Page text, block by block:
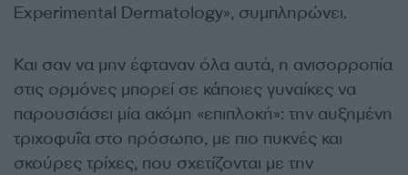
Experimental Dermatology», συμπληρώνει.
Και σαν να μην έφταναν όλα αυτά, η ανισορροπία
στις ορμόνες μπορεί σε κάποιες γυναίκες να
παρουσιάσει μία ακόμη «επιπλοκή»: την αυξημένη
τριχοφυΐα στο πρόσωπο, με πιο πυκνές και
σκούρες τρίχες, που σχετίζονται με την